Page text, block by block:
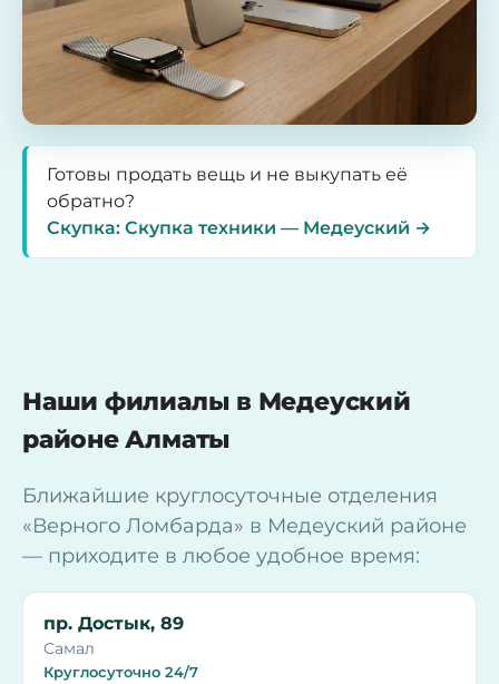
Готовы продать вещь и не выкупать её
обратно?
Скупка: Скупка техники — Медеуский →
Наши филиалы в Медеуский
районе Алматы
Ближайшие круглосуточные отделения
«Верного Ломбарда» в Медеуский районе
— приходите в любое удобное время:
пр. Достык, 89
Самал
Круглосуточно 24/7